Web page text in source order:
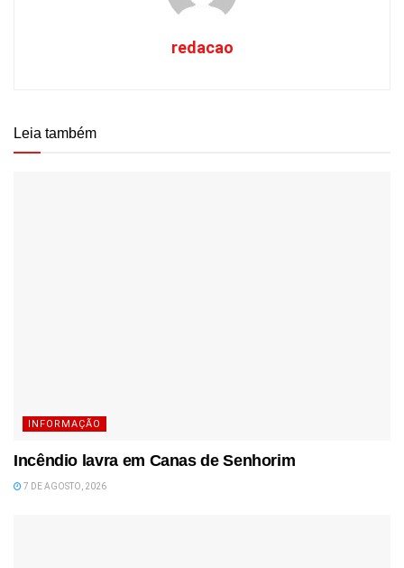
redacao
Leia também
INFORMAÇÃO
Incêndio lavra em Canas de Senhorim
7 DE AGOSTO, 2026